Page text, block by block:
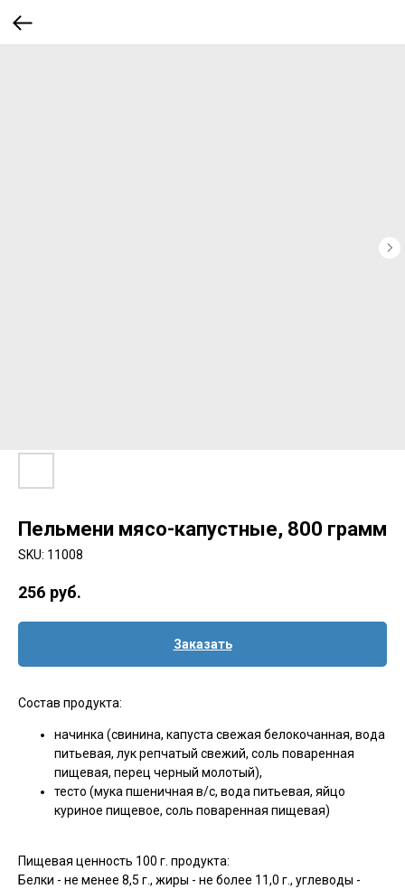
Пельмени мясо-капустные, 800 грамм
SKU: 11008
256 руб.
Заказать
Состав продукта:
начинка (свинина, капуста свежая белокочанная, вода
питьевая, лук репчатый свежий, соль поваренная
пищевая, перец черный молотый),
тесто (мука пшеничная в/с, вода питьевая, яйцо
куриное пищевое, соль поваренная пищевая)
Пищевая ценность 100 г. продукта:
Белки - не менее 8,5 г., жиры - не более 11,0 г., углеводы -